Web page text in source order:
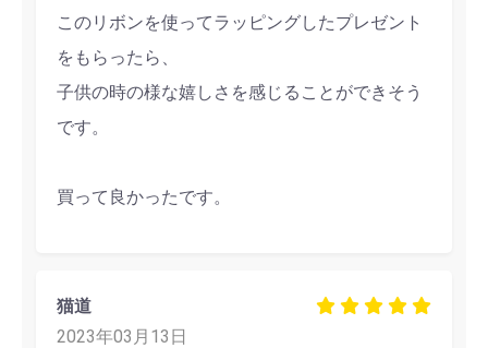
このリボンを使ってラッピングしたプレゼント
をもらったら、
子供の時の様な嬉しさを感じることができそう
です。
買って良かったです。
猫道
2023年03月13日